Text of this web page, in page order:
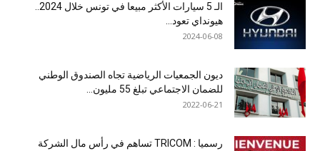
الـ 5 سيارات الأكثر مبيعا في تونس خلال 2024..
هيونداي تعود...
2024-06-08
ديون الجمعيات الرياضية تجاه الصندوق الوطني
للضمان الاجتماعي تبلغ 55 مليون...
2022-06-21
رسميا : TRICOM تساهم في رأس مال الشركة